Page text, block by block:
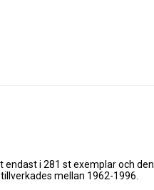
endast i 281 st exemplar och den
mellan 1962-1996.